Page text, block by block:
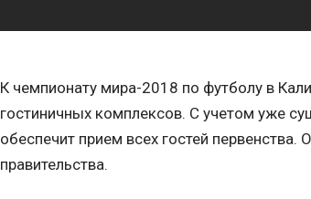
К чемпионату мира-2018 по футболу в
гостиничных комплексов. С учетом уже
обеспечит прием всех гостей
правительства.